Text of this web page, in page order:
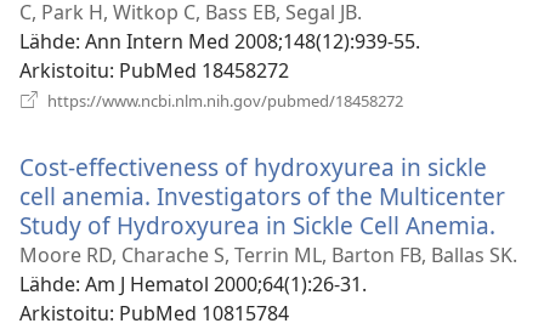
C, Park H, Witkop C, Bass EB, Segal JB.
Lähde‎: Ann Intern Med 2008;148(12):939-55.
Arkistoitu‎: PubMed 18458272
https://www.ncbi.nlm.nih.gov/pubmed/18458272
Cost-effectiveness of hydroxyurea in sickle
cell anemia. Investigators of the Multicenter
Study of Hydroxyurea in Sickle Cell Anemia.
Moore RD, Charache S, Terrin ML, Barton FB, Ballas SK.
Lähde‎: Am J Hematol 2000;64(1):26-31.
Arkistoitu‎: PubMed 10815784